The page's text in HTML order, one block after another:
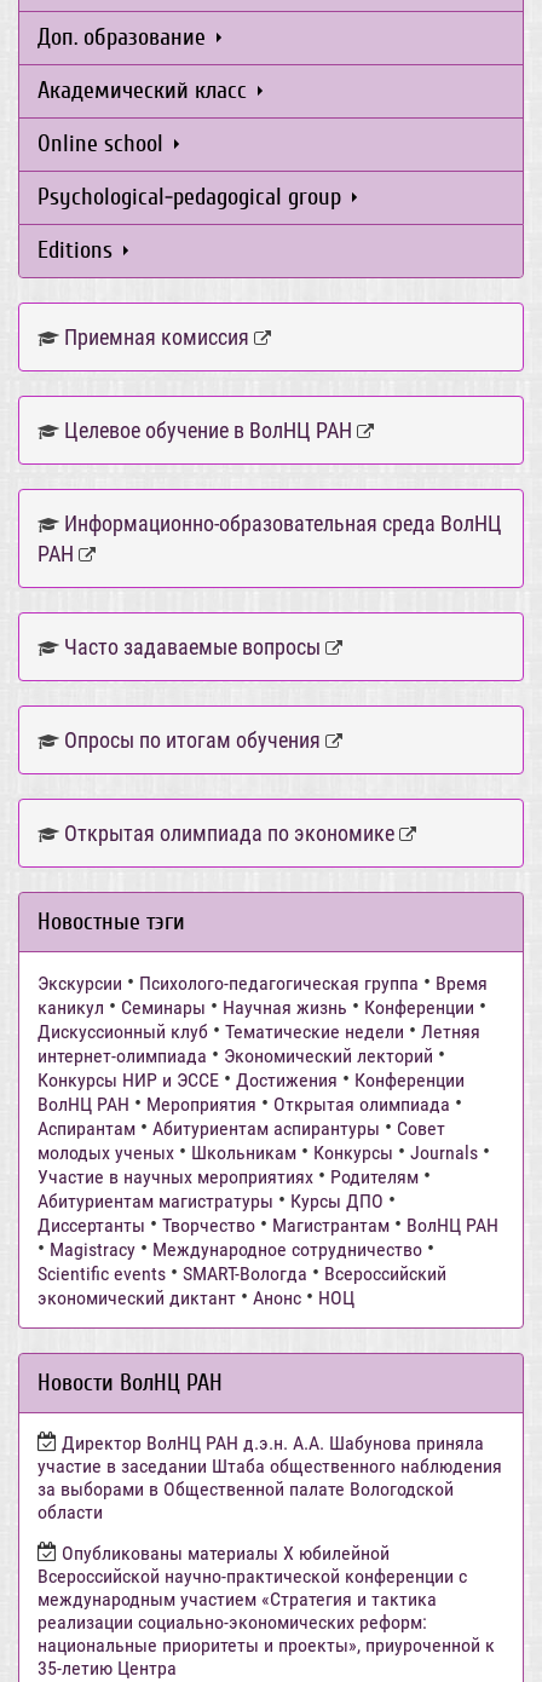
Доп. образование
Академический класс
Online school
Psychological-pedagogical group
Editions
Приемная комиссия
Целевое обучение в ВолНЦ РАН
Информационно-образовательная среда ВолНЦ
РАН
Часто задаваемые вопросы
Опросы по итогам обучения
Открытая олимпиада по экономике
Новостные тэги
Экскурсии • Психолого-педагогическая группа • Время
каникул • Семинары • Научная жизнь • Конференции •
Дискуссионный клуб • Тематические недели • Летняя
интернет-олимпиада • Экономический лекторий •
Конкурсы НИР и ЭССЕ • Достижения • Конференции
ВолНЦ РАН • Мероприятия • Открытая олимпиада •
Аспирантам • Абитуриентам аспирантуры • Совет
молодых ученых • Школьникам • Конкурсы • Journals •
Участие в научных мероприятиях • Родителям •
Абитуриентам магистратуры • Курсы ДПО •
Диссертанты • Творчество • Магистрантам • ВолНЦ РАН
• Magistracy • Международное сотрудничество •
Scientific events • SMART-Вологда • Всероссийский
экономический диктант • Анонс • НОЦ
Новости ВолНЦ РАН
Директор ВолНЦ РАН д.э.н. А.А. Шабунова приняла
участие в заседании Штаба общественного наблюдения
за выборами в Общественной палате Вологодской
области
Опубликованы материалы X юбилейной
Всероссийской научно-практической конференции с
международным участием «Стратегия и тактика
реализации социально-экономических реформ:
национальные приоритеты и проекты», приуроченной к
35-летию Центра